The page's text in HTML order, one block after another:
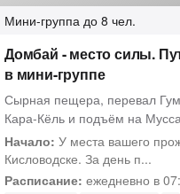
Мини-группа до 8 чел.
Домбай - место силы.
в мини-группе
Сырная пещера, перевал
Кара-Кёль и подъём на
Начало: У места вашего
Кисловодске. За день п...
Расписание: ежедневно в